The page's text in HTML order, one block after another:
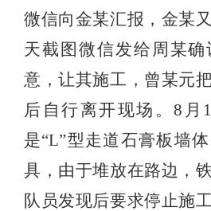
微信向金某汇报，金某
天截图微信发给周某确
意，让其施工，曾某元
后自行离开现场。8月
是“L”型走道石膏板墙
具，由于堆放在路边，
队员发现后要求停止施